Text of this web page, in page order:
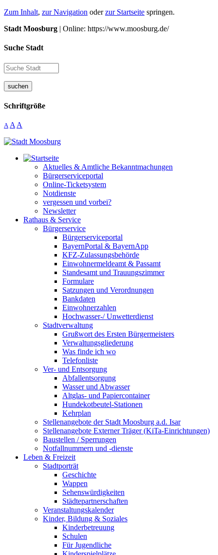
Zum Inhalt, zur Navigation oderzur Startseite springen.
Stadt Moosburg | Online: https://www.moosburg.de/
Suche Stadt
suchen
Schriftgröße
A A A
Aktuelles & Amtliche Bekanntmachungen
Bürgerserviceportal
Online-Ticketsystem
Notdienste
vergessen und vorbei?
Newsletter
Rathaus & Service
Bürgerservice
Bürgerserviceportal
BayernPortal & BayernApp
KFZ-Zulassungsbehörde
Einwohnermeldeamt & Passamt
Standesamt und Trauungszimmer
Formulare
Satzungen und Verordnungen
Bankdaten
Einwohnerzahlen
Hochwasser-/ Unwetterdienst
Stadtverwaltung
Grußwort des Ersten Bürgermeisters
Verwaltungsgliederung
Was finde ich wo
Telefonliste
Ver- und Entsorgung
Abfallentsorgung
Wasser und Abwasser
Altglas- und Papiercontainer
Hundekotbeutel-Stationen
Kehrplan
Stellenangebote der Stadt Moosburg a.d. Isar
Stellenangebote Externer Träger (KiTa-Einrichtungen)
Baustellen / Sperrungen
Notfallnummern und -dienste
Leben & Freizeit
Stadtporträt
Geschichte
Wappen
Sehenswürdigkeiten
Städtepartnerschaften
Veranstaltungskalender
Kinder, Bildung & Soziales
Kinderbetreuung
Schulen
Für Jugendliche